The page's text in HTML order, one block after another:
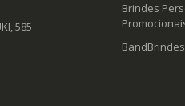
585
Brindes